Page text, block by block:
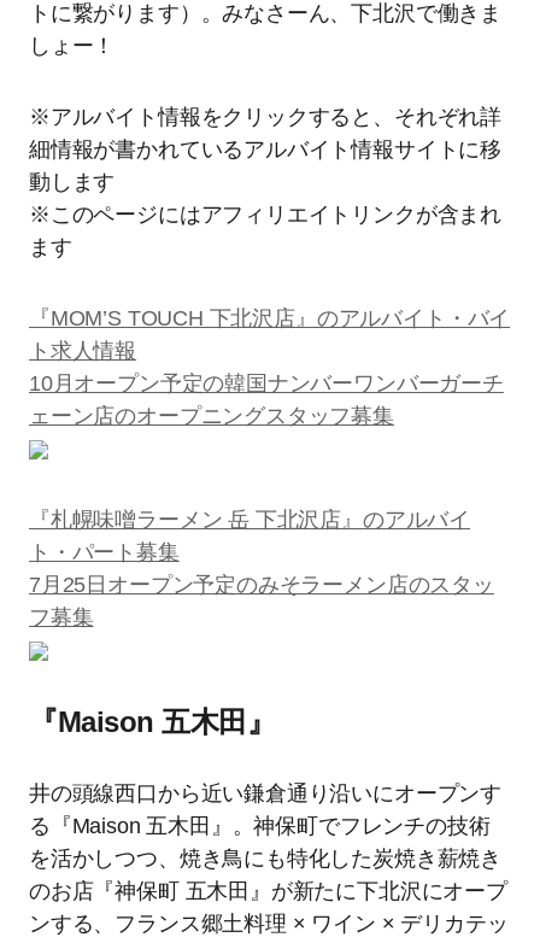
トに繋がります）。みなさーん、下北沢で働きま
しょー！
※アルバイト情報をクリックすると、それぞれ詳
細情報が書かれているアルバイト情報サイトに移
動します
※このページにはアフィリエイトリンクが含まれ
ます
『MOM’S TOUCH 下北沢店』のアルバイト・バイ
ト求人情報
10月オープン予定の韓国ナンバーワンバーガーチ
ェーン店のオープニングスタッフ募集
『札幌味噌ラーメン 岳 下北沢店』のアルバイ
ト・パート募集
7月25日オープン予定のみそラーメン店のスタッ
フ募集
『Maison 五木田』
井の頭線西口から近い鎌倉通り沿いにオープンす
る『Maison 五木田』。神保町でフレンチの技術
を活かしつつ、焼き鳥にも特化した炭焼き薪焼き
のお店『神保町 五木田』が新たに下北沢にオープ
ンする、フランス郷土料理 × ワイン × デリカテッ